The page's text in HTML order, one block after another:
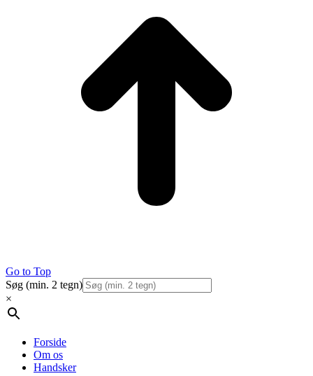
Go to Top
Søg (min. 2 tegn)
×
Forside
Om os
Handsker